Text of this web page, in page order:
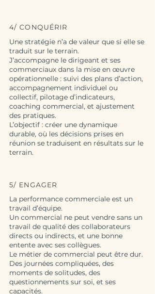
4/ CONQUÉRIR
Une stratégie n’a de valeur que si elle se
traduit sur le terrain.
J’accompagne le dirigeant et ses
commerciaux dans la mise en œuvre
opérationnelle : suivi des plans d’action,
accompagnement individuel ou
collectif, pilotage d’indicateurs,
coaching commercial, et ajustement
des pratiques.
L’objectif : créer une dynamique
durable, où les décisions prises en
réunion se traduisent en résultats sur le
terrain.
5/ ENGAGER
La performance commerciale est un
travail d’équipe.
Un commercial ne peut vendre sans un
travail de qualité des collaborateurs
directs ou indirects, et une bonne
entente avec ses collègues.
Le métier de commercial peut être dur.
Des journées compliquées, des
moments de solitudes, des
questionnements sur soi, et ses
capacités.